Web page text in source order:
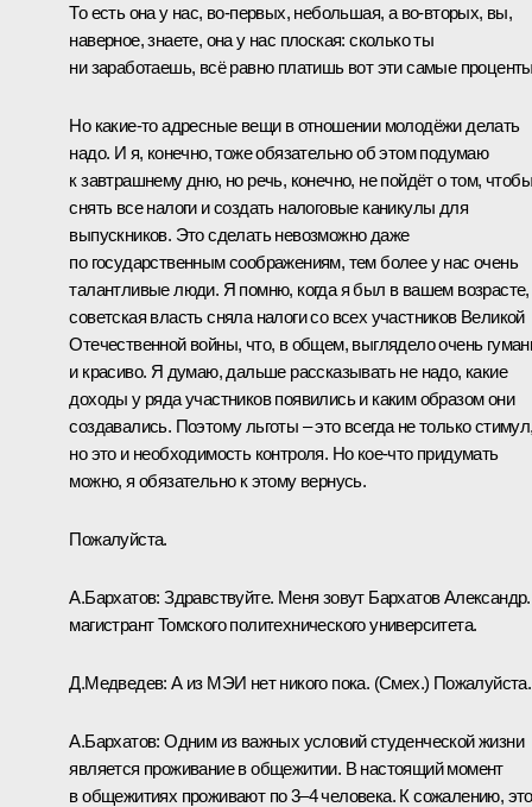
То есть она у нас, во‑первых, небольшая, а во‑вторых, вы,
наверное, знаете, она у нас плоская: сколько ты
ни заработаешь, всё равно платишь вот эти самые
Но какие‑то адресные вещи в отношении молодёжи делать
надо. И я, конечно, тоже обязательно об этом подумаю
к завтрашнему дню, но речь, конечно, не пойдёт о том, чтобы
снять все налоги и создать налоговые каникулы для
выпускников. Это сделать невозможно даже
по государственным соображениям, тем более у нас очень
талантливые люди. Я помню, когда я был в вашем возрасте,
советская власть сняла налоги со всех участников Великой
Отечественной войны, что, в общем, выглядело очень
и красиво. Я думаю, дальше рассказывать не надо, какие
доходы у ряда участников появились и каким образом они
создавались. Поэтому льготы – это всегда не только
но это и необходимость контроля. Но кое‑что придумать
можно, я обязательно к этому вернусь.
Пожалуйста.
А.Бархатов: Здравствуйте. Меня зовут Бархатов
магистрант Томского политехнического университета.
Д.Медведев:А из МЭИ нет никого пока. (Смех.) Пожалуйста.
А.Бархатов:Одним из важных условий студенческой жизни
является проживание в общежитии. В настоящий момент
в общежитиях проживают по 3–4 человека. К сожалению, это